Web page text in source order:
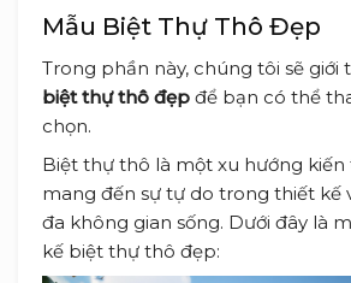
Mẫu Biệt Thự Thô Đẹp
Trong phần này, chúng tôi sẽ giới
biệt thự thô đẹp để bạn có thể
chọn.
Biệt thự thô là một xu hướng
mang đến sự tự do trong thiết kế
đa không gian sống. Dưới đây là
kế biệt thự thô đẹp: